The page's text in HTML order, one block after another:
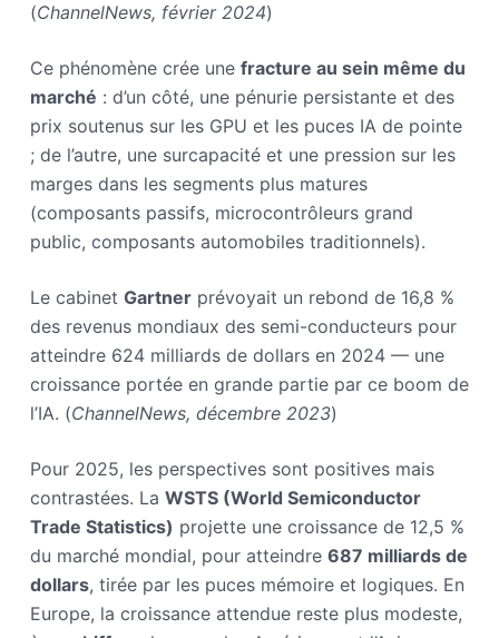
(ChannelNews, février 2024)
Ce phénomène crée une fracture au sein même du
marché : d’un côté, une pénurie persistante et des
prix soutenus sur les GPU et les puces IA de pointe
; de l’autre, une surcapacité et une pression sur les
marges dans les segments plus matures
(composants passifs, microcontrôleurs grand
public, composants automobiles traditionnels).
Le cabinet Gartnerprévoyait un rebond de 16,8 %
des revenus mondiaux des semi-conducteurs pour
atteindre 624 milliards de dollars en 2024 — une
croissance portée en grande partie par ce boom de
l’IA. (ChannelNews, décembre 2023)
Pour 2025, les perspectives sont positives mais
contrastées. La WSTS (World Semiconductor
Trade Statistics) projette une croissance de 12,5 %
du marché mondial, pour atteindre 687 milliards de
dollars, tirée par les puces mémoire et logiques. En
Europe, la croissance attendue reste plus modeste,